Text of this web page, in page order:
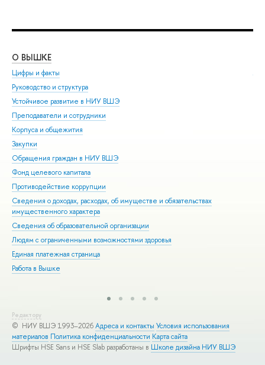
О ВЫШКЕ
Цифры и факты
Руководство и структура
Устойчивое развитие в НИУ ВШЭ
Преподаватели и сотрудники
Корпуса и общежития
Закупки
Обращения граждан в НИУ ВШЭ
Фонд целевого капитала
Противодействие коррупции
Сведения о доходах, расходах, об имуществе и обязательствах
имущественного характера
Сведения об образовательной организации
Людям с ограниченными возможностями здоровья
Единая платежная страница
Работа в Вышке
Редактору
© НИУ ВШЭ 1993–2026Адреса и контакты Условия использования
материалов Политика конфиденциальности Карта сайта
Шрифты HSE Sans и HSE Slab разработаны в Школе дизайна НИУ ВШЭ